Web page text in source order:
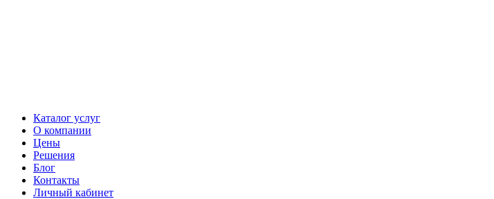
Каталог услуг
О компании
Цены
Решения
Блог
Контакты
Личный кабинет